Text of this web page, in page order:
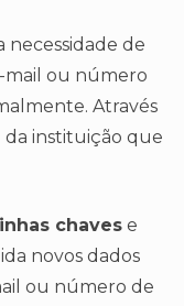
necessidade de
mail ou número
Através
instituição que
chaves e
novos dados
ou número de